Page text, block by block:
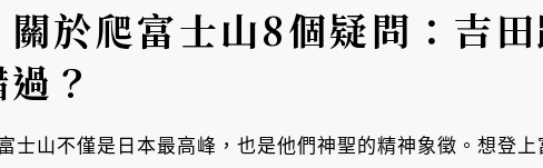
於爬富士山8個疑問：吉
？
士山不僅是日本最高峰，也是他們神聖的精神象徵。想登上